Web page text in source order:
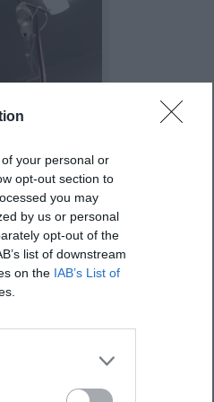
your personal or
opt-out section to
you may
by us or personal
opt-out of the
list of downstream
on the IAB’s List of
ją
zwykłe
miałem 38,5